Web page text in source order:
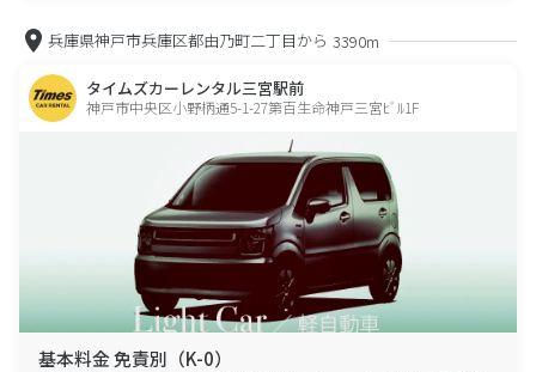
兵庫県神戸市兵庫区都由乃町二丁目から 3390m
タイムズカーレンタル三宮駅前
神戸市中央区小野柄通5-1-27第百生命神戸三宮ﾋﾞﾙ1F
基本料金 免責別（K-0）